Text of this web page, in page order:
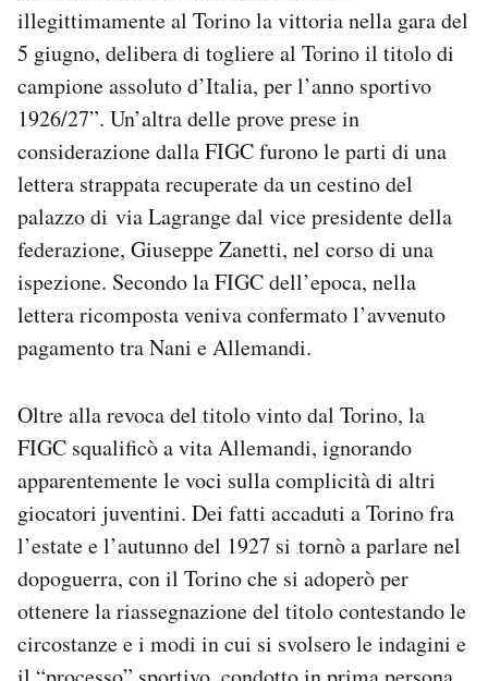
illegittimamente al Torino la vittoria nella gara del
5 giugno, delibera di togliere al Torino il titolo di
campione assoluto d’Italia, per l’anno sportivo
1926/27”. Un’altra delle prove prese in
considerazione dalla FIGC furono le parti di una
lettera strappata recuperate da un cestino del
palazzo di via Lagrange dal vice presidente della
federazione, Giuseppe Zanetti, nel corso di una
ispezione. Secondo la FIGC dell’epoca, nella
lettera ricomposta veniva confermato l’avvenuto
pagamento tra Nani e Allemandi.
Oltre alla revoca del titolo vinto dal Torino, la
FIGC squalificò a vita Allemandi, ignorando
apparentemente le voci sulla complicità di altri
giocatori juventini. Dei fatti accaduti a Torino fra
l’estate e l’autunno del 1927 si tornò a parlare nel
dopoguerra, con il Torino che si adoperò per
ottenere la riassegnazione del titolo contestando le
circostanze e i modi in cui si svolsero le indagini e